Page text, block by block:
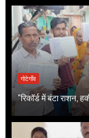
गोटेगाँव
"रिकॉर्ड में बंटा राशन,